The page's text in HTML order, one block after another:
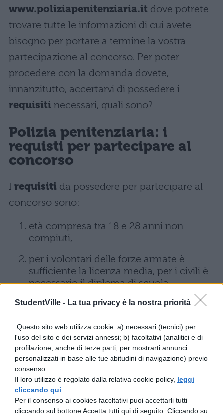
StudentVille - La tua privacy è la nostra priorità
Questo sito web utilizza cookie: a) necessari (tecnici) per
l'uso del sito e dei servizi annessi; b) facoltativi (analitici e di
profilazione, anche di terze parti, per mostrarti annunci
personalizzati in base alle tue abitudini di navigazione) previo
consenso.
Il loro utilizzo è regolato dalla relativa cookie policy, leggi
cliccando qui
Per il consenso ai cookies facoltativi puoi accettarli tutti
cliccando sul bottone Accetta tutti qui di seguito. Cliccando su
www.poliziapenitenziaria.it dove potrete
trovare tutte le informazioni di cui avete
bisogno per portare a termine la vostra
partecipazione al concorso. Per poter
procedere con la domanda dovete,
innanzitutto, accertarvi di possedere i
requisiti necessari, quali sono?
Polizia penitenziaria: i
requisti per partecipare al
concorso
I requisiti da possedere per partecipare al
concorso sono:
età compresa tra 18 e 28 anni non
compiuti,
per i volontari delle forze armate è
sufficiente la licenza media, per i civili è
necessario il diploma di scuola
godimento di diritti civili e politici,
idoneità fisica, psichica e attitudinale al
servizio di polizia penitenziaria.
Lavorare nella polizia
penitenziaria: a quanto